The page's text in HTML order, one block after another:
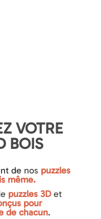
VOTRE
BOIS
de nos puzzles
même.
puzzles 3Det
pour
de chacun.